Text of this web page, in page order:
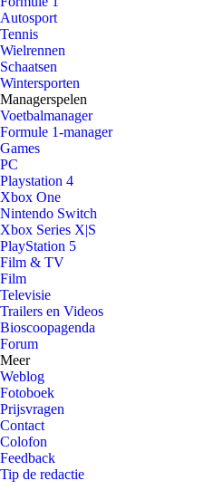
Autosport
Tennis
Wielrennen
Schaatsen
Wintersporten
Managerspelen
Voetbalmanager
Formule 1-manager
Games
PC
Playstation 4
Xbox One
Nintendo Switch
Xbox Series X|S
PlayStation 5
Film & TV
Film
Televisie
Trailers en Videos
Bioscoopagenda
Forum
Meer
Weblog
Fotoboek
Prijsvragen
Contact
Colofon
Feedback
Tip de redactie